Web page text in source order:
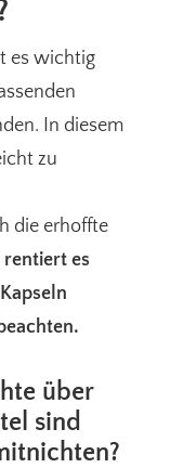
es wichtig
In diesem
zu
die erhoffte
rentiert es
über
sind